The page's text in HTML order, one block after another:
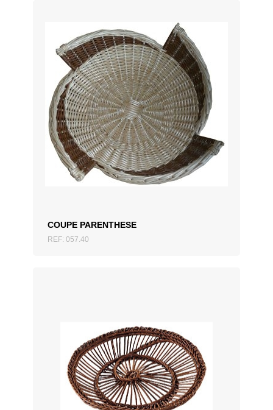
COUPE PARENTHESE
REF: 057.40
AJOUTER AU DEVIS